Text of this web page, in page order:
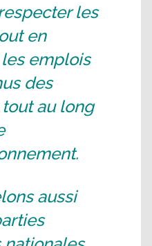
les
en
emplois
des
au long
aussi